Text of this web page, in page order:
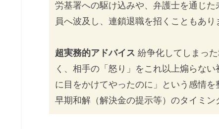
労基署への駆け込みや、弁護士を通じ
員へ波及し、連鎖退職を招くこともあり
超実務的アドバイス 紛争化してしまっ
く、相手の「怒り」をこれ以上煽らな
に目をかけてやったのに」という感情
早期和解（解決金の提示等）のタイミン